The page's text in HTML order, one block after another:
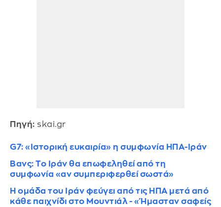
Πηγή: skai.gr
G7: «Ιστορική ευκαιρία» η συμφωνία ΗΠΑ-Ιράν
Βανς: Το Ιράν θα επωφεληθεί από τη
συμφωνία «αν συμπεριφερθεί σωστά»
Η ομάδα του Ιράν φεύγει από τις ΗΠΑ μετά από
κάθε παιχνίδι στο Μουντιάλ - «Ήμασταν σαφείς